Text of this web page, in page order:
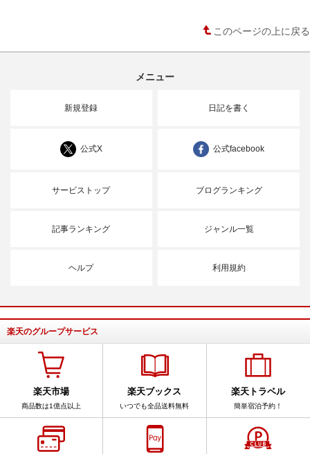
このページの上に戻る
メニュー
新規登録 日記を書く
公式X 公式facebook
サービストップ ブログランキング
記事ランキング ジャンル一覧
ヘルプ 利用規約
楽天のグループサービス
楽天市場
商品数は1億点以上
楽天ブックス
いつでも全品送料無料
楽天トラベル
簡単宿泊予約！